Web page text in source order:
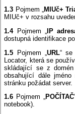
1.3 Pojmem „MIUč+
MIUč+ v rozsahu
1.4Pojmem „ IP
dostupná identifikace
1.5 Pojmem „ URL“ se
Locator, která se
skládající se z domén
obsahující dále
stránku požádat server.
1.6 Pojmem „POČÍTAČ
notebook).